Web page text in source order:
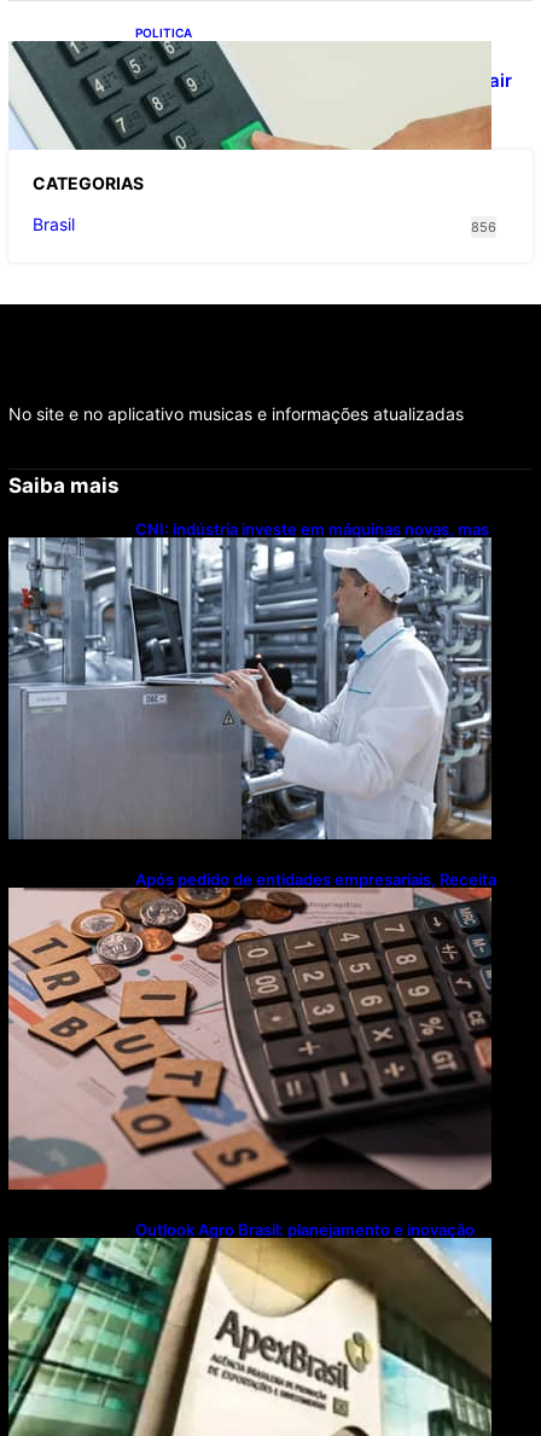
POLITICA
Viracasacas? Em 2022, 259 municípios
votaram mais em Lula no 1º turno e em Jair
no 2º
CATEGORIAS
Brasil
856
No site e no aplicativo musicas e informações atualizadas
Saiba mais
CNI: indústria investe em máquinas novas, mas
modernização tecnológica avança lentamente
Após pedido de entidades empresariais, Receita
flexibiliza regras da Reforma Tributária
Outlook Agro Brasil: planejamento e inovação
pautam debates sobre futuro do agronegócio